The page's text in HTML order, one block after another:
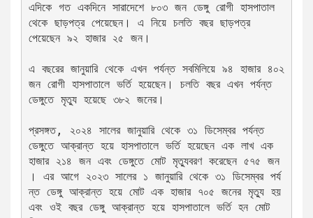
এদিকে গত একদিনে সারাদেশে ৮০৩ জন ডেঙ্গু রোগী হাসপাতাল
থেকে ছাড়পত্র পেয়েছেন। এ নিয়ে চলতি বছর ছাড়পত্র
পেয়েছেন ৯২ হাজার ২৫ জন।
এ বছরের জানুয়ারি থেকে এখন পর্যন্ত সবমিলিয়ে ৯৪ হাজার ৪০২
জন রোগী হাসপাতালে ভর্তি হয়েছেন। চলতি বছর এখন পর্যন্ত
ডেঙ্গুতে মৃত্যু হয়েছে ৩৮২ জনের।
প্রসঙ্গত, ২০২৪ সালের জানুয়ারি থেকে ৩১ ডিসেম্বর পর্যন্ত
ডেঙ্গুতে আক্রান্ত হয়ে হাসপাতালে ভর্তি হয়েছেন এক লাখ এক
হাজার ২১৪ জন এবং ডেঙ্গুতে মোট মৃত্যুবরণ করেছেন ৫৭৫ জন
। এর আগে ২০২৩ সালের ১ জানুয়ারি থেকে ৩১ ডিসেম্বর পর্য
ন্ত ডেঙ্গু আক্রান্ত হয়ে মোট এক হাজার ৭০৫ জনের মৃত্যু হয়
এবং ওই বছর ডেঙ্গু আক্রান্ত হয়ে হাসপাতালে ভর্তি হন মোট